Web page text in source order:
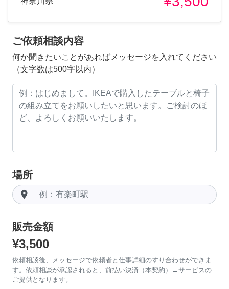
ご依頼相談内容
何か聞きたいことがあればメッセージを入れてください
（文字数は500字以内）
場所
room
販売金額
¥3,500
依頼相談後、メッセージで依頼者と仕事詳細のすり合わせができま
す。依頼相談が承認されると、前払い決済（本契約）→サービスの
ご提供となります。